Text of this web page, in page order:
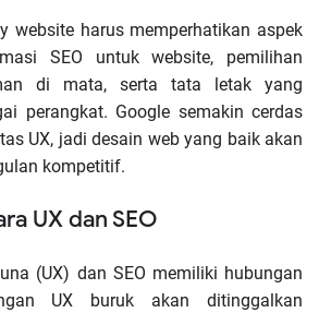
website harus memperhatikan aspek
SEO untuk website, pemilihan
di mata, serta tata letak yang
perangkat. Google semakin cerdas
UX, jadi desain web yang baik akan
kompetitif.
UX dan SEO
(UX) dan SEO memiliki hubungan
UX buruk akan ditinggalkan